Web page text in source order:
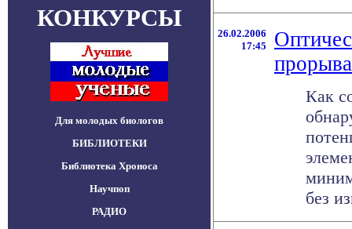
КОНКУРСЫ
Для молодых биологов
БИБЛИОТЕКИ
Библиотека Хроноса
Научпоп
РАДИО
26.02.2006
17:45
Как
без